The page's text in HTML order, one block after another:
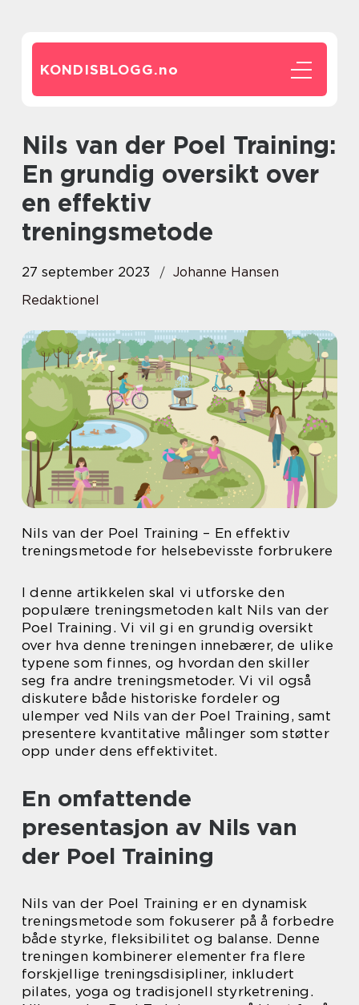
KONDISBLOGG.no
Nils van der Poel Training:
En grundig oversikt over
en effektiv
treningsmetode
27 september 2023
Johanne Hansen
Redaktionel
Nils van der Poel Training – En effektiv
treningsmetode for helsebevisste forbrukere
I denne artikkelen skal vi utforske den
populære treningsmetoden kalt Nils van der
Poel Training. Vi vil gi en grundig oversikt
over hva denne treningen innebærer, de ulike
typene som finnes, og hvordan den skiller
seg fra andre treningsmetoder. Vi vil også
diskutere både historiske fordeler og
ulemper ved Nils van der Poel Training, samt
presentere kvantitative målinger som støtter
opp under dens effektivitet.
En omfattende
presentasjon av Nils van
der Poel Training
Nils van der Poel Training er en dynamisk
treningsmetode som fokuserer på å forbedre
både styrke, fleksibilitet og balanse. Denne
treningen kombinerer elementer fra flere
forskjellige treningsdisipliner, inkludert
pilates, yoga og tradisjonell styrketrening.